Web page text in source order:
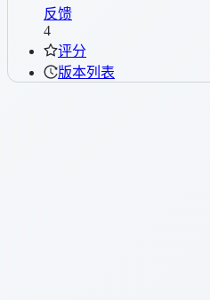
反馈
4
评分
版本列表